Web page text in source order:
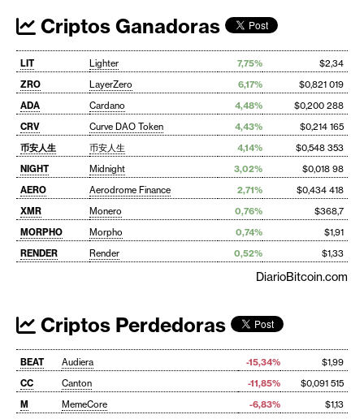
Criptos Ganadoras
LIT Lighter 7,75%
$2,34
ZRO
LayerZero 6,17%
$0,821 019
ADA
Cardano 4,48%
$0,200 288
CRV
Curve DAO Token 4,43%
$0,214 165
币安人生
币安人生 4,14%
$0,548 353
NIGHT
Midnight 3,02%
$0,018 98
AERO
Aerodrome Finance 2,71%
$0,434 418
XMR
Monero 0,76%
$368,7
MORPHO
Morpho 0,74%
$1,91
RENDER
Render 0,52% $1,33
DiarioBitcoin.com
Criptos Perdedoras
BEAT Audiera -15,34%
$1,99
CC
Canton -11,85%
$0,091 515
M
MemeCore -6,83% $1,13